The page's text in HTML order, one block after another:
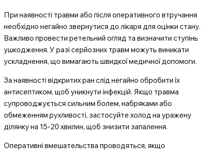
При наявності травми або після оперативного втручання
необхідно негайно звернутися до лікаря для оцінки стану.
Важливо провести ретельний огляд та визначити ступінь
ушкодження. У разі серйозних травм можуть виникати
ускладнення, що вимагають швидкої медичної допомоги.
За наявності відкритих ран слід негайно обробити їх
антисептиком, щоб уникнути інфекцій. Якщо травма
супроводжується сильним болем, набряками або
обмеженням рухливості, застосуйте холод на уражену
ділянку на 15-20 хвилин, щоб знизити запалення.
Оперативні вмешательства проводяться, якщо